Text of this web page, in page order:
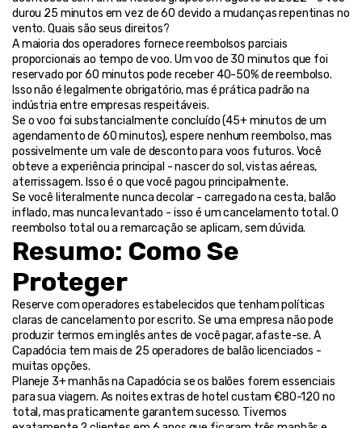
durou 25 minutos em vez de 60 devido a mudanças repentinas no
vento. Quais são seus direitos?
A maioria dos operadores fornece reembolsos parciais
proporcionais ao tempo de voo. Um voo de 30 minutos que foi
reservado por 60 minutos pode receber 40-50% de reembolso.
Isso não é legalmente obrigatório, mas é prática padrão na
indústria entre empresas respeitáveis.
Se o voo foi substancialmente concluído (45+ minutos de um
agendamento de 60 minutos), espere nenhum reembolso, mas
possivelmente um vale de desconto para voos futuros. Você
obteve a experiência principal - nascer do sol, vistas aéreas,
aterrissagem. Isso é o que você pagou principalmente.
Se você literalmente nunca decolar - carregado na cesta, balão
inflado, mas nunca levantado - isso é um cancelamento total. O
reembolso total ou a remarcação se aplicam, sem dúvida.
Resumo: Como Se
Proteger
Reserve com operadores estabelecidos que tenham políticas
claras de cancelamento por escrito. Se uma empresa não pode
produzir termos em inglês antes de você pagar, afaste-se. A
Capadócia tem mais de 25 operadores de balão licenciados -
muitas opções.
Planeje 3+ manhãs na Capadócia se os balões forem essenciais
para sua viagem. As noites extras de hotel custam €80-120 no
total, mas praticamente garantem sucesso. Tivemos